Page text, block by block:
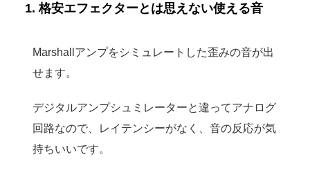
1. 格安エフェクターとは思えない使える音
Marshallアンプをシミュレートした歪みの音が出
せます。
デジタルアンプシュミレーターと違ってアナログ
回路なので、レイテンシーがなく、音の反応が気
持ちいいです。